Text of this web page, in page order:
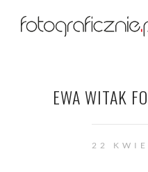
EWA WITAK
22